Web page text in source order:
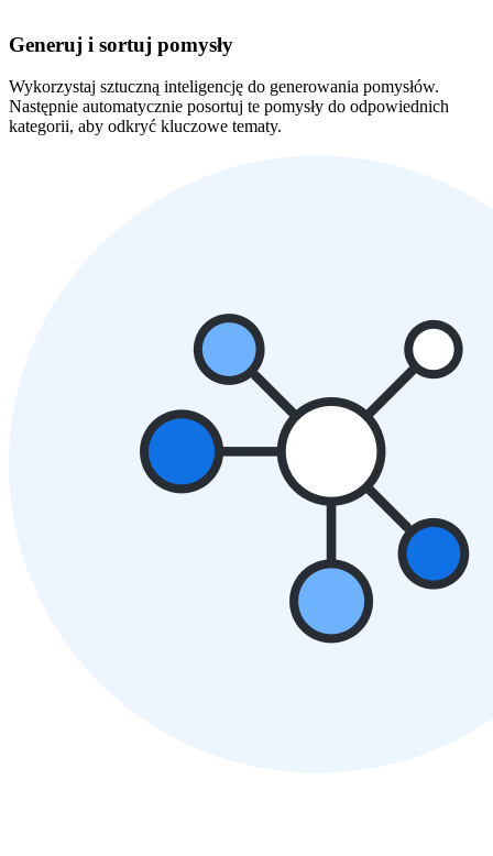
Generuj i sortuj pomysły
Wykorzystaj sztuczną inteligencję do generowania pomysłów.
Następnie automatycznie posortuj te pomysły do odpowiednich
kategorii, aby odkryć kluczowe tematy.